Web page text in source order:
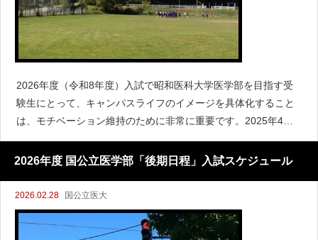
2026年度（令和8年度）入試で昭和医科大学医学部を目指す受
験生にとって、キャンパスライフのイメージを具体化すること
は、モチベーション維持のために非常に重要です。2025年4月
に「昭和大学」から名称を変更した昭和医科大学は、いま大き
な転換期を迎えています。特に、2026年度入学者からその恩
2026年度 国公立医学部「後期日程」入試スケジュール
2026.02.28 国公立医大